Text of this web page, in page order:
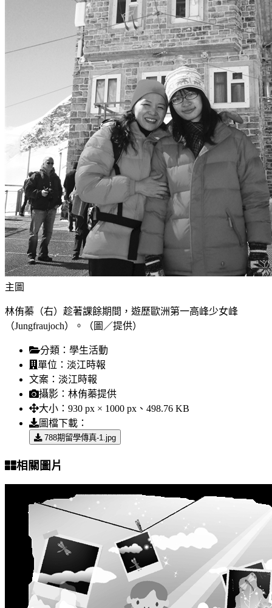
主圖
林侑蓁（右）趁著課餘期間，遊歷歐洲第一高峰少女峰
（Jungfraujoch）。（圖／提供）
分類： 學生活動
單位： 淡江時報
文案： 淡江時報
攝影： 林侑蓁提供
大小： 930 px × 1000 px、498.76 KB
圖檔下載：
788期留學傳真-1.jpg
相關圖片